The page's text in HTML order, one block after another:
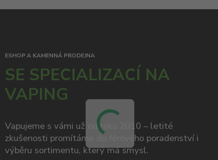
ESHOP A KAMENNÁ PRODEJNA
SE SPECIALIZACÍ NA
VAPING
Vapujeme s vámi už od roku 2010 – letité
zkušenosti promítáme do férového poradenství i
výběru sortimentu, který má smysl.